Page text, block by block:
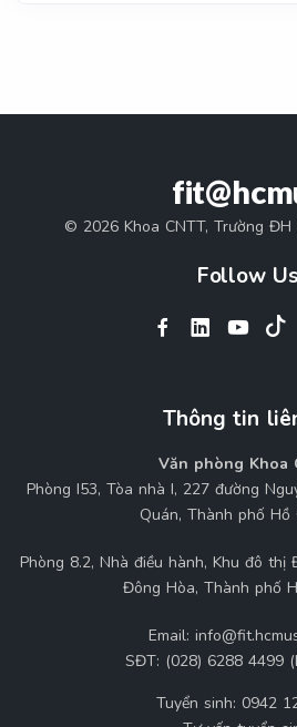
© 2026 Khoa CNTT, Trường ĐH
Follow Us
Thông tin
Văn phòng Khoa
Phòng I53, Tòa nhà I, 227 đường
Quán, Thành phố Hồ
Phòng 8.2, Nhà điều hành, Khu đô thị
Đông Hòa, Thành phố
Email:
SĐT: (028) 6288 4499
Tuyển sinh: 0942